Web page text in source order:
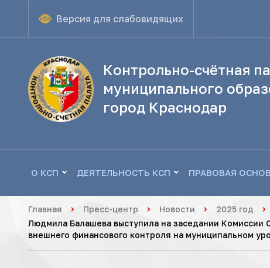
Версия для слабовидящих
Контрольно-счётная
муниципального
город Краснодар
О КСП ДЕЯТЕЛЬНОСТЬ КСП ПРАВОВАЯ
Главная Пресс-центр Новости
2025 год
Людмила Балашева выступила на заседании Комиссии
внешнего финансового контроля на муниципальном